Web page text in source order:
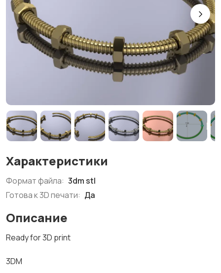
Характеристики
Формат файла: 3dm stl
Готова к 3D печати: Да
Описание
Ready for 3D print
3DM